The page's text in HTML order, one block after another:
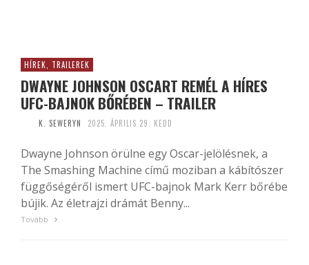
HÍREK, TRAILEREK
DWAYNE JOHNSON OSCART REMÉL A HÍRES
UFC-BAJNOK BŐRÉBEN – TRAILER
K. SEWERYN 2025. ÁPRILIS 29. KEDD
Dwayne Johnson örülne egy Oscar-jelölésnek, a
The Smashing Machine című moziban a kábítószer
függőségéről ismert UFC-bajnok Mark Kerr bőrébe
bújik. Az életrajzi drámát Benny...
Tovább